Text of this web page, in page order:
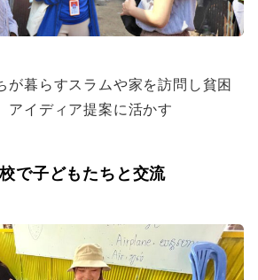
が暮らすスラムや家を訪問し貧困
アイディア提案に活かす
で子どもたちと交流